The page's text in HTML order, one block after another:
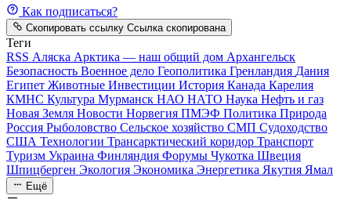
Как подписаться?
Скопировать ссылку Ссылка скопирована
Теги
RSS Аляска Арктика — наш общий дом Архангельск
Безопасность Военное дело Геополитика Гренландия Дания
Египет Животные Инвестиции История Канада Карелия
КМНС Культура Мурманск НАО НАТО Наука Нефть и газ
Новая Земля Новости Норвегия ПМЭФ Политика Природа
Россия Рыболовство Сельское хозяйство СМП Судоходство
США Технологии Трансарктический коридор Транспорт
Туризм Украина Финляндия Форумы Чукотка Швеция
Шпицберген Экология Экономика Энергетика Якутия Ямал
Ещё